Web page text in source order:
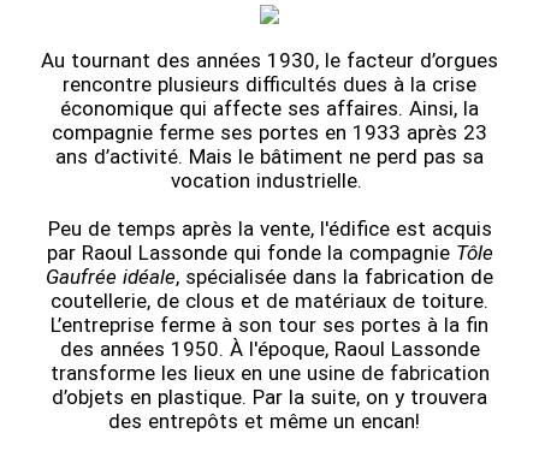
Au tournant des années 1930, le facteur d’orgues
rencontre plusieurs difficultés dues à la crise
économique qui affecte ses affaires. Ainsi, la
compagnie ferme ses portes en 1933 après 23
ans d’activité. Mais le bâtiment ne perd pas sa
vocation industrielle.
Peu de temps après la vente, l'édifice est acquis
par Raoul Lassonde qui fonde la compagnie Tôle
Gaufrée idéale, spécialisée dans la fabrication de
coutellerie, de clous et de matériaux de toiture.
L’entreprise ferme à son tour ses portes à la fin
des années 1950. À l'époque, Raoul Lassonde
transforme les lieux en une usine de fabrication
d’objets en plastique. Par la suite, on y trouvera
des entrepôts et même un encan!